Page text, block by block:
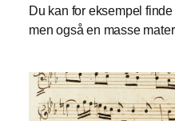
Du kan for eksempel
men også en masse